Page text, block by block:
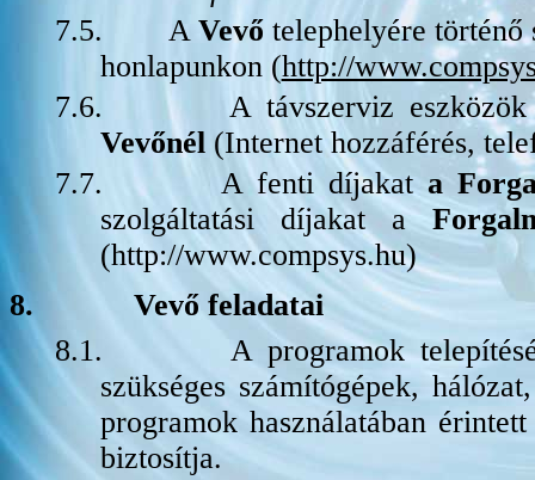
7.5.
A Vevő telephelyére
honlapunkon (http://
7.6.
A távszerviz eszközök
Vevőnél (Internet hozzáférés,
7.7.
A fenti díjakata
szolgáltatási díjakat a
(http://www.compsys.hu)
8.
Vevő feladatai
8.1.
A programok
szükséges számítógépek,
programok használatában
biztosítja.